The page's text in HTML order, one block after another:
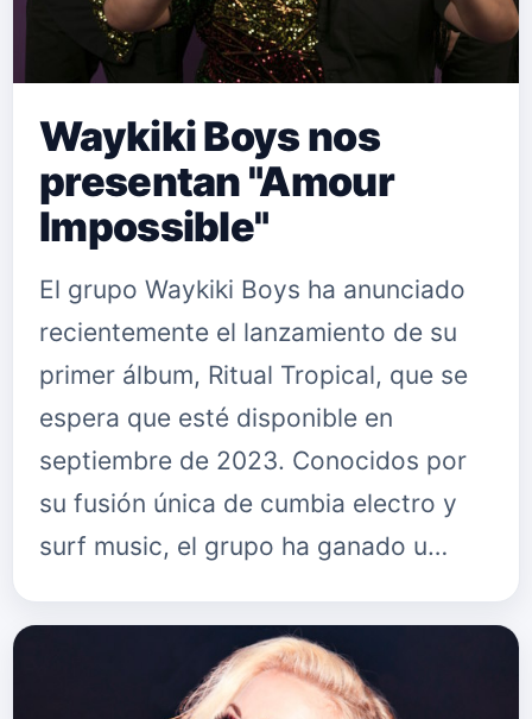
Waykiki Boys nos
presentan "Amour
Impossible"
El grupo Waykiki Boys ha anunciado
recientemente el lanzamiento de su
primer álbum, Ritual Tropical, que se
espera que esté disponible en
septiembre de 2023. Conocidos por
su fusión única de cumbia electro y
surf music, el grupo ha ganado u…